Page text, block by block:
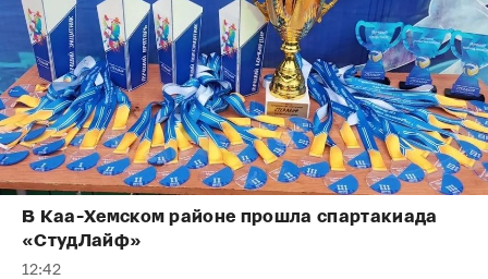
В Каа-Хемском районе прошла спартакиада
«СтудЛайф»
12:42